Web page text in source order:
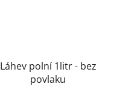
Láhev polní 1litr - bez
povlaku